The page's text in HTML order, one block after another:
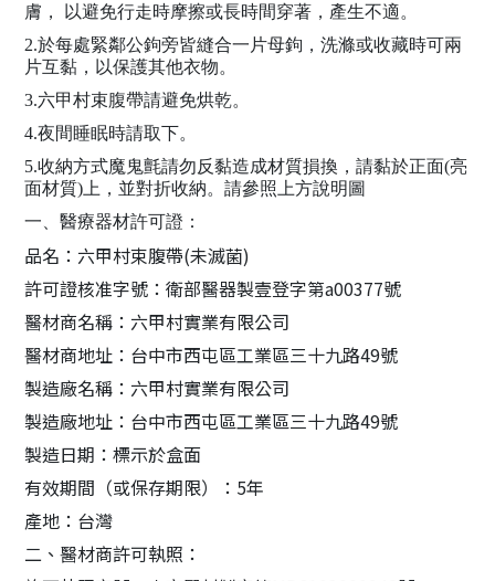
膚， 以避免行走時摩擦或長時間穿著，產生不適。
2.於每處緊鄰公鉤旁皆縫合一片母鉤，洗滌或收藏時可兩
片互黏，以保護其他衣物。
3.六甲村束腹帶請避免烘乾。
4.夜間睡眠時請取下。
5.收納方式魔鬼氈請勿反黏造成材質損換，請黏於正面(亮
面材質)上，並對折收納。請參照上方說明圖
一、醫療器材許可證：
品名：六甲村束腹帶(未滅菌)
許可證核准字號：衛部醫器製壹登字第a00377號
醫材商名稱：六甲村實業有限公司
醫材商地址：台中市西屯區工業區三十九路49號
製造廠名稱：六甲村實業有限公司
製造廠地址：台中市西屯區工業區三十九路49號
製造日期：標示於盒面
有效期間（或保存期限）：5年
產地：台灣
二、醫材商許可執照：